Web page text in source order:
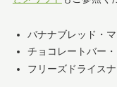
バナナブレッド・
チョコレートバー
フリーズドライス